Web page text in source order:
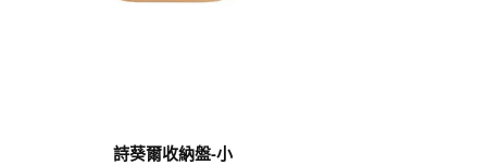
詩葵爾收納盤-小